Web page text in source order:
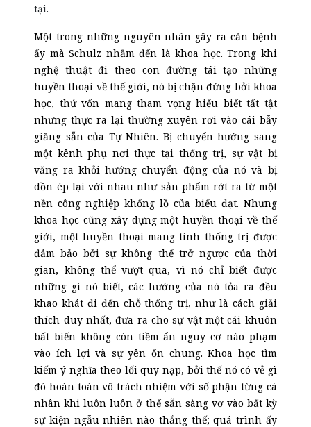
tại.
Một trong những nguyên nhân gây ra căn bệnh
ấy mà Schulz nhắm đến là khoa học. Trong khi
nghệ thuật đi theo con đường tái tạo những
huyền thoại về thế giới, nó bị chặn đứng bởi khoa
học, thứ vốn mang tham vọng hiểu biết tất tật
nhưng thực ra lại thường xuyên rơi vào cái bẫy
giăng sẵn của Tự Nhiên. Bị chuyển hướng sang
một kênh phụ nơithực tại thống trị, sự vật bị
văng ra khỏi hướng chuyển động của nó và bị
dồn ép lại với nhau như sản phẩm rớt ra từ một
nền công nghiệp khổng lồ của biểu đạt. Nhưng
khoa học cũng xây dựng một huyền thoại về thế
giới, một huyền thoại mang tính thống trị được
đảm bảo bởi sự không thể trở ngược của thời
gian, không thể vượt qua, vì nó chỉ biết được
những gì nó biết, các hướng của nó tỏa ra đều
khao khát đi đến chỗ thống trị, như là cách giải
thích duy nhất, đưa ra cho sự vật một cái khuôn
bất biến không còn tiềm ẩn nguy cơ nào phạm
vào ích lợi và sự yên ổn chung. Khoa học tìm
kiếm ý nghĩa theo lối quy nạp, bởi thế nó có vẻ gì
đó hoàn toàn vô trách nhiệm với số phận từng cá
nhân khi luôn luôn ở thế sẵn sàng vơ vào bất kỳ
sự kiện ngẫu nhiên nào thắng thế; quá trình ấy